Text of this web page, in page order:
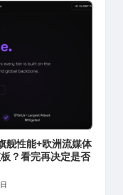
舰性能+欧洲流媒体
？看完再决定是否